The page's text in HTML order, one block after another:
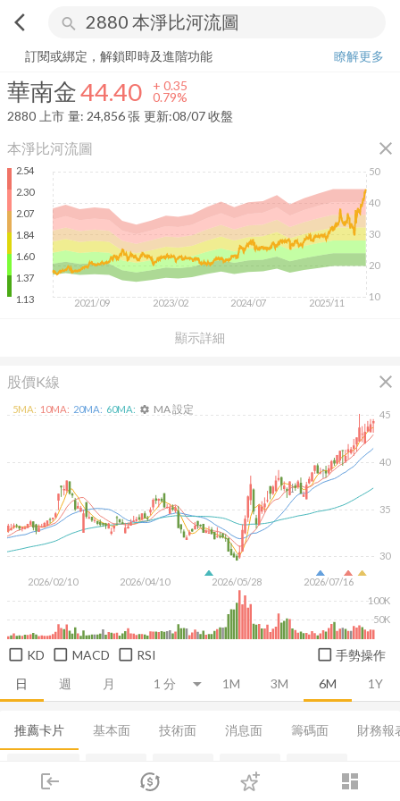
arrow_back_ios search
login dashboard
市場 登入
華南金 44.40 + 0.79%
訂閱或綁定，解鎖即時及進階功能
瞭解更多
華南金44.40 + 0.35
0.79%
2880 上市 量: 24,856張 更新:08/07 收盤
本淨比河流圖 close
顯示詳細
2.54
2.30
2.07
1.84
1.60
1.37
1.13
2021/09 2023/02 2024/07 2025/11
10
20
30
40
50
股價K線 close
日 週 月 1M 3M 6M 1Y
2026/02/10 2026/04/10 2026/05/28 2026/07/16
30
35
40
45
50K
100K
5MA: 10MA: 20MA: 60MA: settings MA 設定
KD MACD RSI 手勢操作
推薦卡片 基本面 技術面 消息面 籌碼面 財務報